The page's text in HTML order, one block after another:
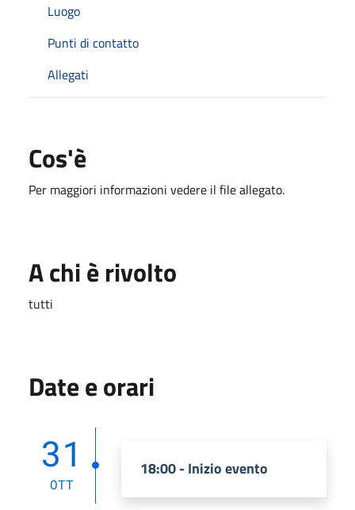
Luogo
Punti di contatto
Allegati
Cos'è
Per maggiori informazioni vedere il file allegato.
A chi è rivolto
tutti
Date e orari
31
OTT
18:00 - Inizio evento